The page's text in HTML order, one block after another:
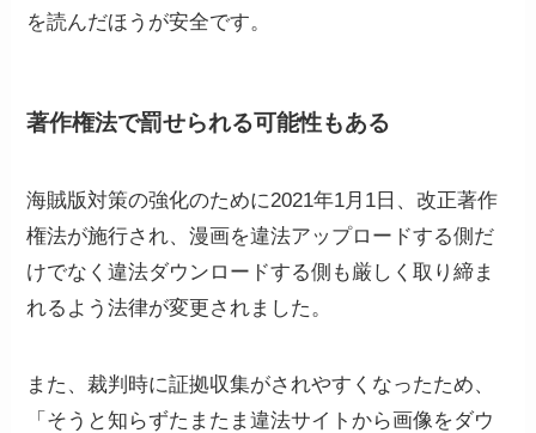
を読んだほうが安全です。
著作権法で罰せられる可能性もある
海賊版対策の強化のために2021年1月1日、改正著作
権法が施行され、漫画を違法アップロードする側だ
けでなく違法ダウンロードする側も厳しく取り締ま
れるよう法律が変更されました。
また、裁判時に証拠収集がされやすくなったため、
「そうと知らずたまたま違法サイトから画像をダウ